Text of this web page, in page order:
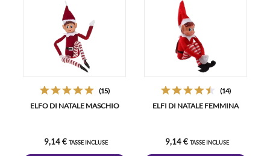
(15)
ELFO DI NATALE MASCHIO
9,14 € TASSE INCLUSE
(14)
ELFI DI NATALE FEMMINA
9,14 € TASSE INCLUSE